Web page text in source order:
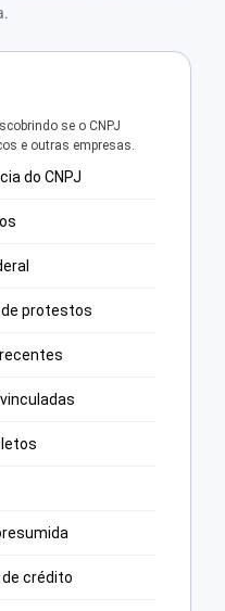
se o CNPJ
e outras empresas.
do CNPJ
de protestos
crédito